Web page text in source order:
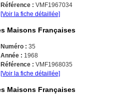
Référence : VMF1967034
[Voir la fiche détaillée]
Maisons Françaises
Numéro : 35
Année : 1968
Référence : VMF1968035
[Voir la fiche détaillée]
Maisons Françaises